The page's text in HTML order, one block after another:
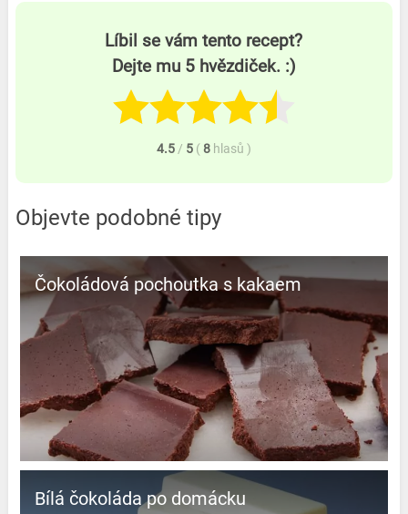
Líbil se vám tento recept?
Dejte mu 5 hvězdiček. :)
4.5 / 5 (8 hlasů )
Objevte podobné tipy
Čokoládová pochoutka s kakaem
Bílá čokoláda po domácku